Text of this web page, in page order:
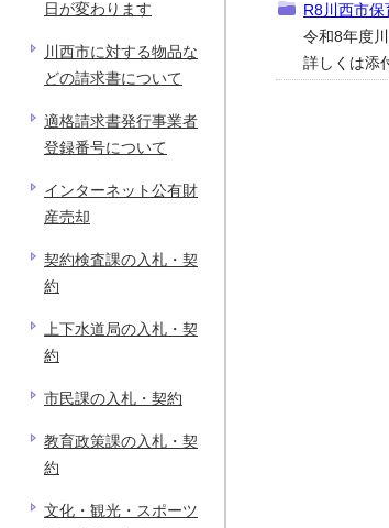
R8川西市
令和8年度
詳しくは添
日が変わります
川西市に対する物品な
どの請求書について
適格請求書発行事業者
登録番号について
インターネット公有財
産売却
契約検査課の入札・契
約
上下水道局の入札・契
約
市民課の入札・契約
教育政策課の入札・契
約
文化・観光・スポーツ